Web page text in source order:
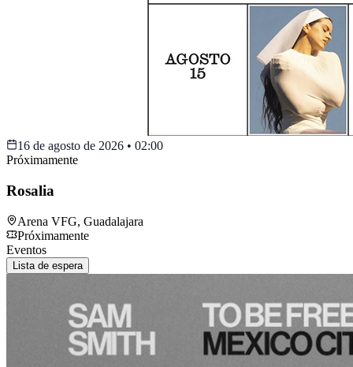
16 de agosto de 2026 • 02:00
Próximamente
Rosalia
Arena VFG, Guadalajara
Próximamente
Eventos
Lista de espera